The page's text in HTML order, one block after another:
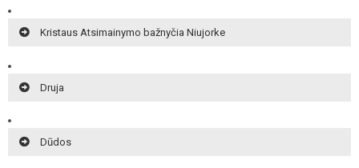
Kristaus Atsimainymo bažnyčia Niujorke
Druja
Dūdos